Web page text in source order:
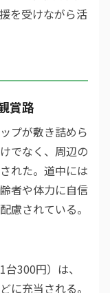
を受けながら活
賞路
プが敷き詰めら
でなく、周辺の
れた。道中には
者や体力に自信
慮されている。
300円）は、
に充当される。